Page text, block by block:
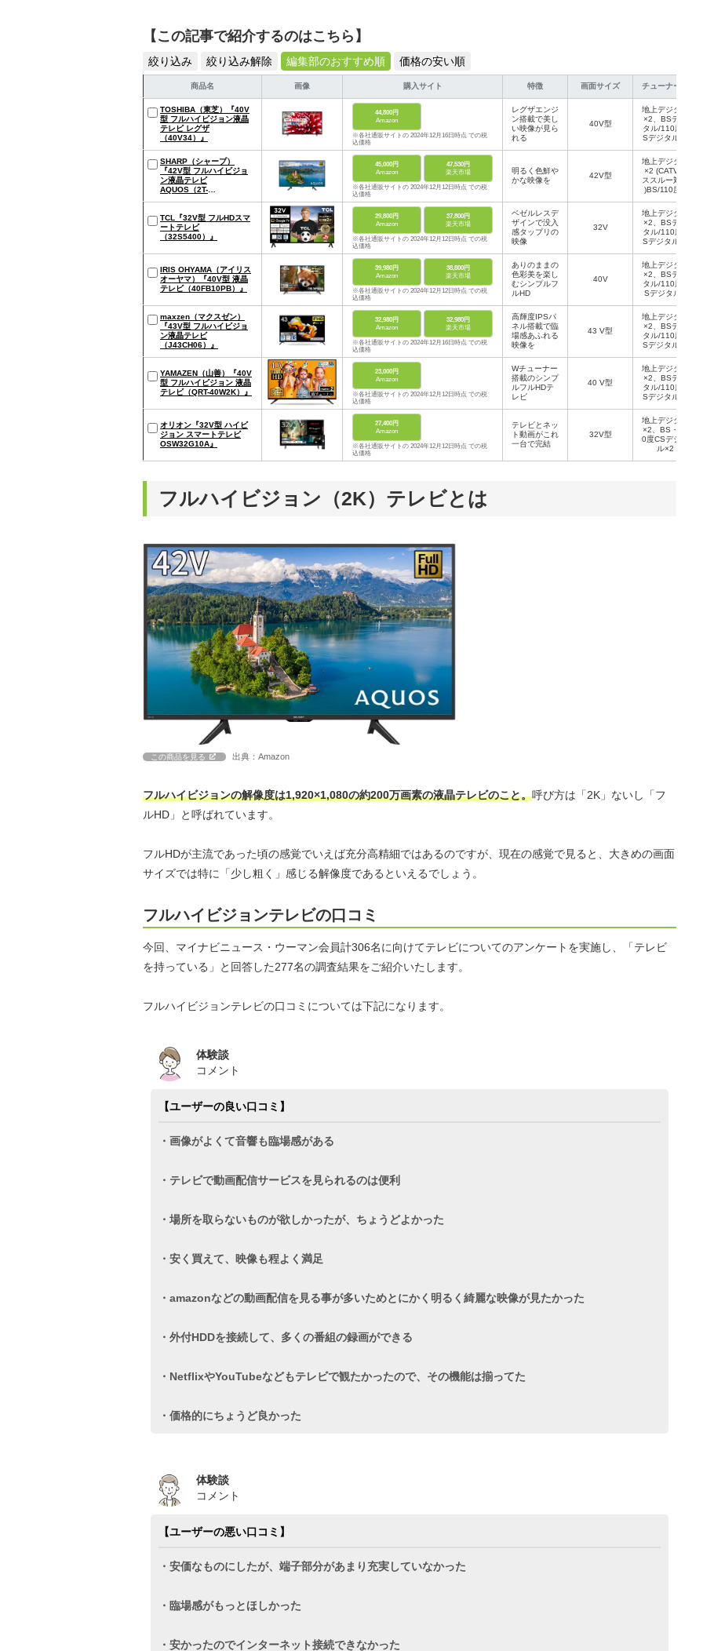
【この記事で紹介するのはこちら】
絞り込み 絞り込み解除 編集部のおすすめ順 価格の安い順
商品名 画像 購入サイト 特徴 画面サイズ チューナー数
TOSHIBA（東芝）『40V
型 フルハイビジョン液晶
テレビ レグザ
（40V34）』
44,800円
Amazon
※各社通販サイトの 2024年12月16日時点 での税
込価格
レグザエンジ
ン搭載で美し
い映像が見ら
れる
40V型
地上デジタル
×2、BSデジ
タル/110度C
Sデジタル×2
SHARP（シャープ）
『42V型 フルハイビジョ
ン液晶テレビ
AQUOS（2T-
45,000円
Amazon
47,530円
楽天市場
※各社通販サイトの 2024年12月12日時点 での税
込価格
明るく色鮮や
かな映像を
42V型
地上デジタル
×2 (CATVパ
ススルー対応
)BS/110度C
TCL『32V型 フルHDスマ
ートテレビ
（32S5400）』
29,800円
Amazon
37,800円
楽天市場
※各社通販サイトの 2024年12月12日時点 での税
込価格
ベゼルレスデ
ザインで没入
感タップリの
映像
32V
地上デジタル
×2、BSデジ
タル/110度C
Sデジタル×2
IRIS OHYAMA（アイリス
オーヤマ）『40V型 液晶
テレビ（40FB10PB）』
39,980円
Amazon
38,800円
楽天市場
※各社通販サイトの 2024年12月12日時点 での税
込価格
ありのままの
色彩美を楽し
むシンプルフ
ルHD
40V
地上デジタル
×2、BSデジ
タル/110度C
Sデジタル✕
maxzen（マクスゼン）
『43V型 フルハイビジョ
ン液晶テレビ
（J43CH06）』
32,980円
Amazon
32,980円
楽天市場
※各社通販サイトの 2024年12月16日時点 での税
込価格
高輝度IPSパ
ネル搭載で臨
場感あふれる
映像を
43 V型
地上デジタル
×2、BSデジ
タル/110度C
Sデジタル×2
YAMAZEN（山善）『40V
型 フルハイビジョン 液晶
テレビ（QRT-40W2K）』
23,000円
Amazon
※各社通販サイトの 2024年12月12日時点 での税
込価格
Wチューナー
搭載のシンプ
ルフルHDテ
レビ
40 V型
地上デジタル
×2、BSデジ
タル/110度C
Sデジタル×2
オリオン『32V型 ハイビ
ジョン スマートテレビ
OSW32G10A』
27,400円
Amazon
※各社通販サイトの 2024年12月12日時点 での税
込価格
テレビとネッ
ト動画がこれ
一台で完結
32V型
地上デジタル
×2、BS・11
0度CSデジタ
ル×2
フルハイビジョン（2K）テレビとは
この商品を見る 出典：Amazon
フルハイビジョンの解像度は1,920×1,080の約200万画素の液晶テレビのこと。呼び方は「2K」ないし「フ
ルHD」と呼ばれています。
フルHDが主流であった頃の感覚でいえば充分高精細ではあるのですが、現在の感覚で見ると、大きめの画面
サイズでは特に「少し粗く」感じる解像度であるといえるでしょう。
フルハイビジョンテレビの口コミ
今回、マイナビニュース・ウーマン会員計306名に向けてテレビについてのアンケートを実施し、「テレビ
を持っている」と回答した277名の調査結果をご紹介いたします。
フルハイビジョンテレビの口コミについては下記になります。
体験談
コメント
【ユーザーの良い口コミ】
・画像がよくて音響も臨場感がある
・テレビで動画配信サービスを見られるのは便利
・場所を取らないものが欲しかったが、ちょうどよかった
・安く買えて、映像も程よく満足
・amazonなどの動画配信を見る事が多いためとにかく明るく綺麗な映像が見たかった
・外付HDDを接続して、多くの番組の録画ができる
・NetflixやYouTubeなどもテレビで観たかったので、その機能は揃ってた
・価格的にちょうど良かった
体験談
コメント
【ユーザーの悪い口コミ】
・安価なものにしたが、端子部分があまり充実していなかった
・臨場感がもっとほしかった
・安かったのでインターネット接続できなかった